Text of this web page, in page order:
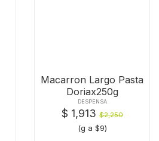
Macarron Largo Pasta
Doriax250g
DESPENSA
$ 1,913$2,250
(g a $9)